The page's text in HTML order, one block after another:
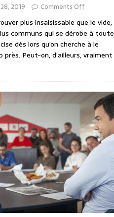
2019 Comments Off
plus insaisissable que le vide,
communs qui se dérobe à toute
dès lors qu’on cherche à le
près. Peut-on, d’ailleurs, vraiment